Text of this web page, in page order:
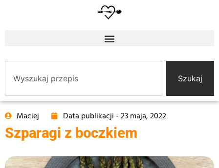
Szukaj
Maciej Data publikacji - 23 maja, 2022
Szparagi z boczkiem